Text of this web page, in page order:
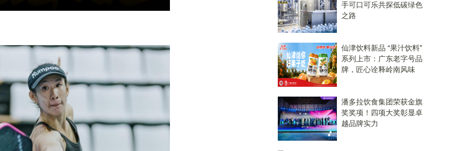
手可口可乐共探低碳绿色
之路
仙津饮料新品 “果汁饮料”
系列上市：广东老字号品
牌，匠心诠释岭南风味
潘多拉饮食集团荣获金旗
奖奖项！四项大奖彰显卓
越品牌实力